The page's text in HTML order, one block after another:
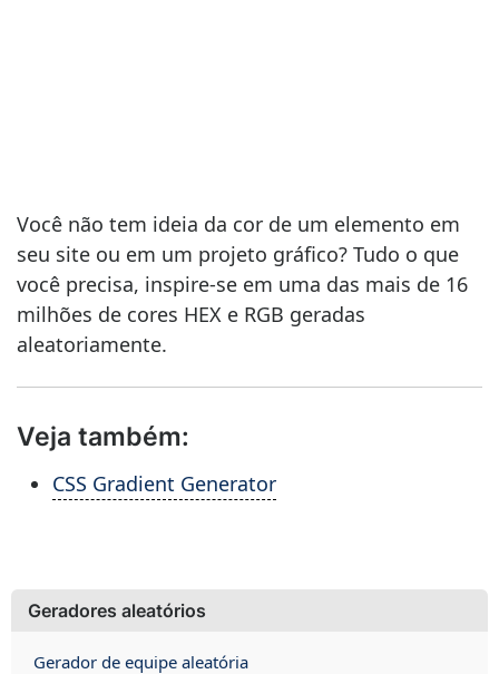
Você não tem ideia da cor de um elemento em
seu site ou em um projeto gráfico? Tudo o que
você precisa, inspire-se em uma das mais de 16
milhões de cores HEX e RGB geradas
aleatoriamente.
Veja também:
CSS Gradient Generator
Geradores aleatórios
Gerador de equipe aleatória